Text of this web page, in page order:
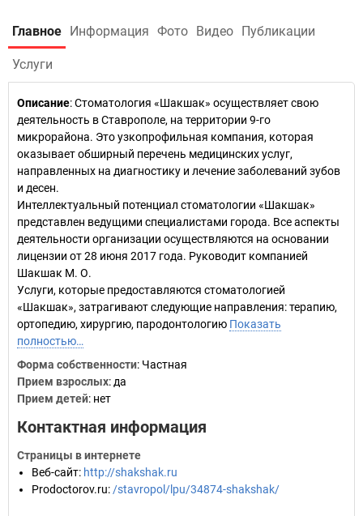
Главное Информация Фото Видео Публикации
Услуги
Описание: Стоматология «Шакшак» осуществляет свою
деятельность в Ставрополе, на территории 9-го
микрорайона. Это узкопрофильная компания, которая
оказывает обширный перечень медицинских услуг,
направленных на диагностику и лечение заболеваний зубов
и десен.
Интеллектуальный потенциал стоматологии «Шакшак»
представлен ведущими специалистами города. Все аспекты
деятельности организации осуществляются на основании
лицензии от 28 июня 2017 года. Руководит компанией
Шакшак М. О.
Услуги, которые предоставляются стоматологией
«Шакшак», затрагивают следующие направления: терапию,
ортопедию, хирургию, пародонтологию Показать
полностью…
Форма собственности: Частная
Прием взрослых: да
Прием детей: нет
Контактная информация
Страницы в интернете
Веб-сайт: http://shakshak.ru
Prodoctorov.ru: /stavropol/lpu/34874-shakshak/